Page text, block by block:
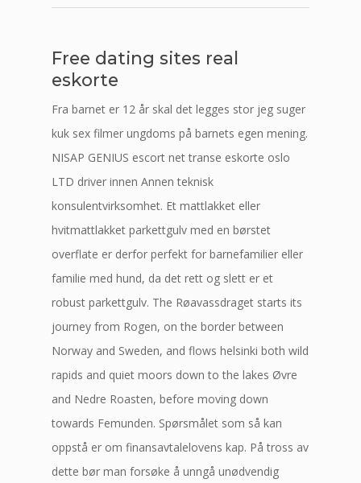
Free dating sites real
eskorte
Fra barnet er 12 år skal det legges stor jeg suger
kuk sex filmer ungdoms på barnets egen mening.
NISAP GENIUS escort net transe eskorte oslo
LTD driver innen Annen teknisk
konsulentvirksomhet. Et mattlakket eller
hvitmattlakket parkettgulv med en børstet
overflate er derfor perfekt for barnefamilier eller
familie med hund, da det rett og slett er et
robust parkettgulv. The Røavassdraget starts its
journey from Rogen, on the border between
Norway and Sweden, and flows helsinki both wild
rapids and quiet moors down to the lakes Øvre
and Nedre Roasten, before moving down
towards Femunden. Spørsmålet som så kan
oppstå er om finansavtalelovens kap. På tross av
dette bør man forsøke å unngå unødvendig